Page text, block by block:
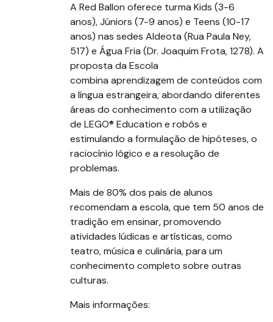
A Red Ballon oferece turma Kids (3-6
anos), Júniors (7-9 anos) e Teens (10-17
anos) nas sedes Aldeota (Rua Paula Ney,
517) e Água Fria (Dr. Joaquim Frota, 1278). A
proposta da Escola
combina aprendizagem de conteúdos com
a língua estrangeira, abordando diferentes
áreas do conhecimento com a utilização
de LEGO® Education e robôs e
estimulando a formulação de hipóteses, o
raciocínio lógico e a resolução de
problemas.
Mais de 80% dos pais de alunos
recomendam a escola, que tem 50 anos de
tradição em ensinar, promovendo
atividades lúdicas e artísticas, como
teatro, música e culinária, para um
conhecimento completo sobre outras
culturas.
Mais informações: